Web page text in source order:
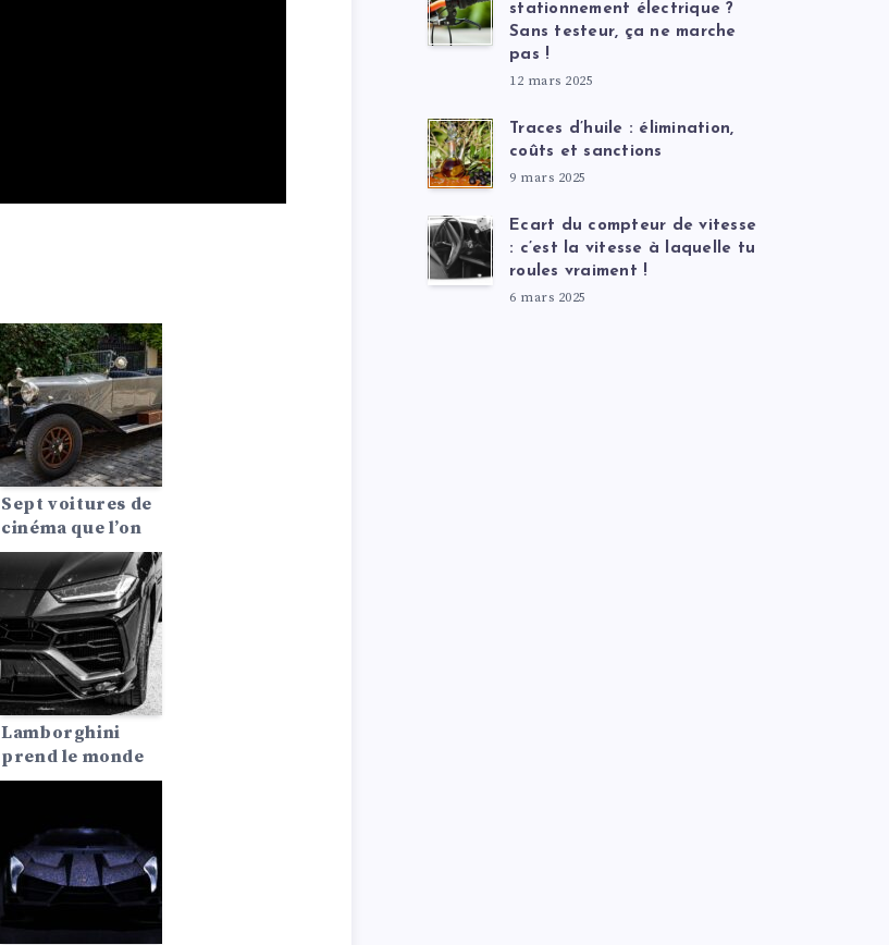
Sept voitures de
cinéma que l’on
peut encore
acheter
aujourd’hui
Lamborghini
prend le monde
d’assaut avec la
stationnement électrique ?
Sans testeur, ça ne marche
pas !
12 mars 2025
Traces d’huile : élimination,
coûts et sanctions
9 mars 2025
Ecart du compteur de vitesse
: c’est la vitesse à laquelle tu
roules vraiment !
6 mars 2025